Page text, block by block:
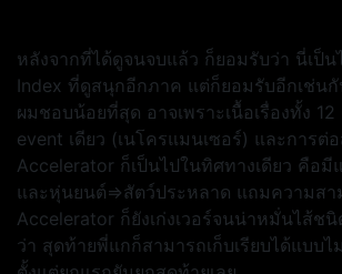
หลังจากที่ได้ดูจนจบแล้ว ก็ยอมรับว่า นี่เป็
Index ที่ดูสนุกอีกภาค แต่ก็ยอมรับอีกเช่น
ผมชอบน้อยที่สุด อาจเพราะเนื้อเรื่องทั้ง
event เดียว (เนโครแมนเซอร์) และการต่
Accelerator ก็เป็นไปในทิศทางเดียว คือ
และหุ่นยนต์=>สัตว์ประหลาด แถมความสา
Accelerator ก็ยังเก่งเวอร์จนน่าหมั่นไส้ชนิ
ว่า สุดท้ายพี่แกก็สามารถเก็บเรียบได้แบบ